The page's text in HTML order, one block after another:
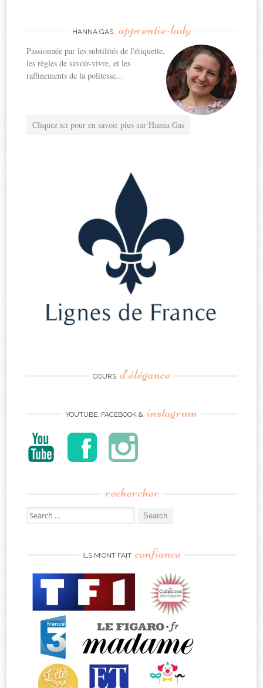
HANNA GAS, apprentie-lady
Passionnée par les subtilités de l'étiquette,
les règles de savoir-vivre, et les
raffinements de la politesse...
Cliquez ici pour en savoir plus sur Hanna Gas
COURS d’élégance
YOUTUBE, FACEBOOK & instagram
rechercher
Search
for:
ILS M’ONT FAIT confiance